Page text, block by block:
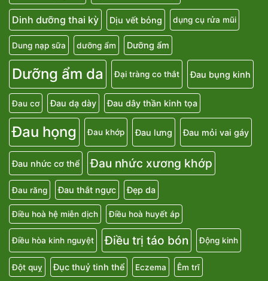
Dinh dưỡng thai kỳ Dịu vết bỏng dụng cụ rửa mũi
Dung nạp sữa dưỡng ẩm Dưỡng ẩm
Dưỡng ẩm da Đại tràng co thắt Đau bụng kinh
Đau cơ Đau dạ dày Đau dây thần kinh tọa
Đau họng Đau khớp Đau lưng Đau mỏi vai gáy
Đau nhức cơ thể Đau nhức xương khớp
Đau răng Đau thắt ngực Đẹp da
Điều hoà hệ miễn dịch Điều hoà huyết áp
Điều hòa kinh nguyệt Điều trị táo bón Động kinh
Đột quỵ Đục thuỷ tinh thể Eczema Êm trĩ